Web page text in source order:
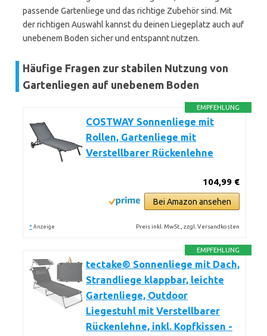
passende Gartenliege und das richtige Zubehör sind. Mit
der richtigen Auswahl kannst du deinen Liegeplatz auch auf
unebenem Boden sicher und entspannt nutzen.
Häufige Fragen zur stabilen Nutzung von
Gartenliegen auf unebenem Boden
EMPFEHLUNG
COSTWAY Sonnenliege mit
Rollen, Gartenliege mit
Verstellbarer Rückenlehne
104,99 €
Bei Amazon ansehen
* Anzeige Preis inkl. MwSt., zzgl. Versandkosten
EMPFEHLUNG
tectake® Sonnenliege mit Dach,
Strandliege klappbar, leichte
Gartenliege, Outdoor
Liegestuhl mit Verstellbarer
Rückenlehne, inkl. Kopfkissen -